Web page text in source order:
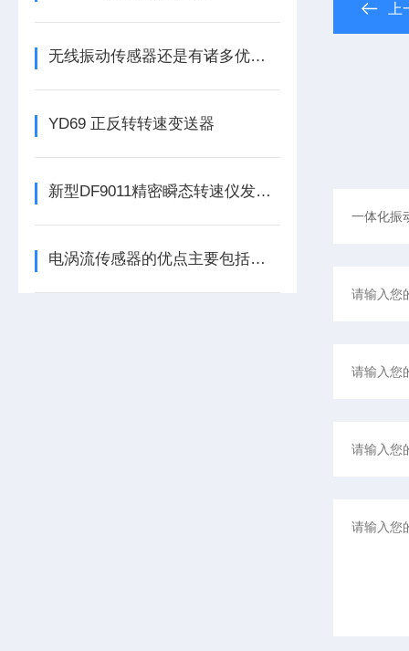
无线振动传感器还是有诸多优势的
YD69 正反转转速变送器
新型DF9011精密瞬态转速仪发布，为工业转速监测带来革新
电涡流传感器的优点主要包括哪几点？